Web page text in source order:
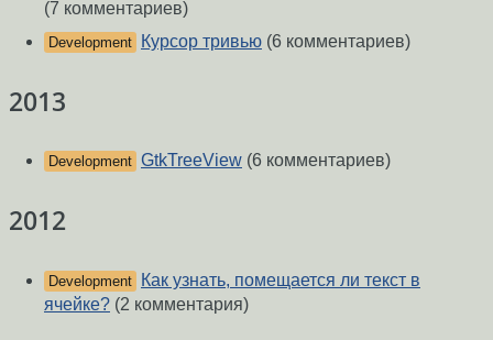
(7 комментариев)
Development Курсор тривью (6 комментариев)
2013
Development GtkTreeView (6 комментариев)
2012
Development
Как узнать, помещается ли текст в
ячейке? (2 комментария)